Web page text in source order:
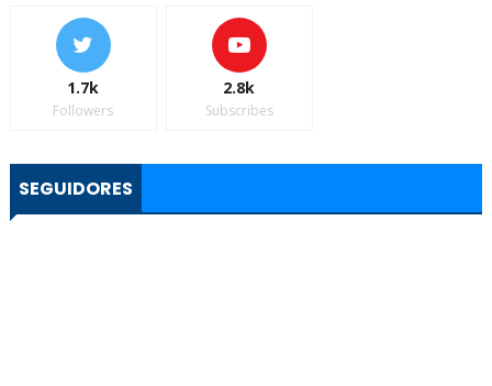
1.7k
Followers
2.8k
Subscribes
SEGUIDORES